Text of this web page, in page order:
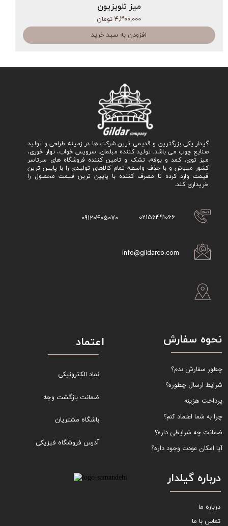
میز تلویزیون
۴,۳۰۰,۰۰۰ تومان
افزودن به سبد خرید
گیدار یکی بزرگترین و قدیمی ترین شرکت ها در زمینه طراحی و تولید
صنایع چوب می باشد. تولید کننده مبلمان، سرویس خواب، نهار خوری،
میز توی، کمد و بوفه، تشک و تامین کننده فروشگاه های سرتاسر
کشور میباش و با حذف واسطه تمام کالاهای تولیدی را با پایین ترین
قیمت وارد کرده تا مصرف کننده با پایین ترین قیمت محصول را
خریداری کند.
02156491066
09120405070
info@gildarco.com
نحوه سفارش
چطور سفارش بدم؟
شرایط ارسال چطوره؟
پرداخت هزینه
چرا به شما اعتماد کنم؟
ضمانت چه شرایطی داره؟
آیا امکان عودت وجود داره؟
اعتماد
نماد الکترونیکی
ضمانت بازگشت وجه
باشگاه مشتریان
آدرس فروشگاه فیزیکی
درباره گیلدار
درباره ما
تماس با ما